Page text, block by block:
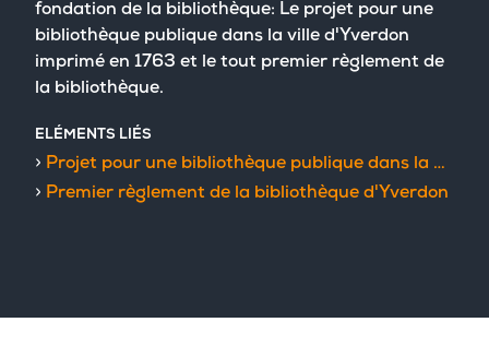
fondation de la bibliothèque: Le projet pour une
bibliothèque publique dans la ville d'Yverdon
imprimé en 1763 et le tout premier règlement de
la bibliothèque.
ELÉMENTS LIÉS
Projet pour une bibliothèque publique dans la ville d'Yverdon
Premier règlement de la bibliothèque d'Yverdon